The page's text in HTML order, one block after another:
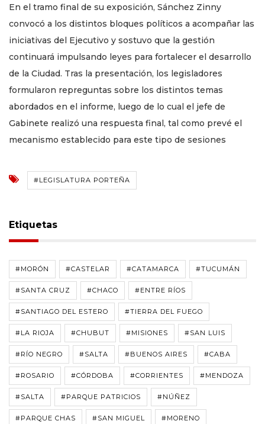
En el tramo final de su exposición, Sánchez Zinny
convocó a los distintos bloques políticos a acompañar las
iniciativas del Ejecutivo y sostuvo que la gestión
continuará impulsando leyes para fortalecer el desarrollo
de la Ciudad. Tras la presentación, los legisladores
formularon repreguntas sobre los distintos temas
abordados en el informe, luego de lo cual el jefe de
Gabinete realizó una respuesta final, tal como prevé el
mecanismo establecido para este tipo de sesiones
#LEGISLATURA PORTEÑA
Etiquetas
#MORÓN #CASTELAR #CATAMARCA #TUCUMÁN
#SANTA CRUZ #CHACO #ENTRE RÍOS
#SANTIAGO DEL ESTERO #TIERRA DEL FUEGO
#LA RIOJA #CHUBUT #MISIONES #SAN LUIS
#RÍO NEGRO #SALTA #BUENOS AIRES #CABA
#ROSARIO #CÓRDOBA #CORRIENTES #MENDOZA
#SALTA #PARQUE PATRICIOS #NÚÑEZ
#PARQUE CHAS #SAN MIGUEL #MORENO